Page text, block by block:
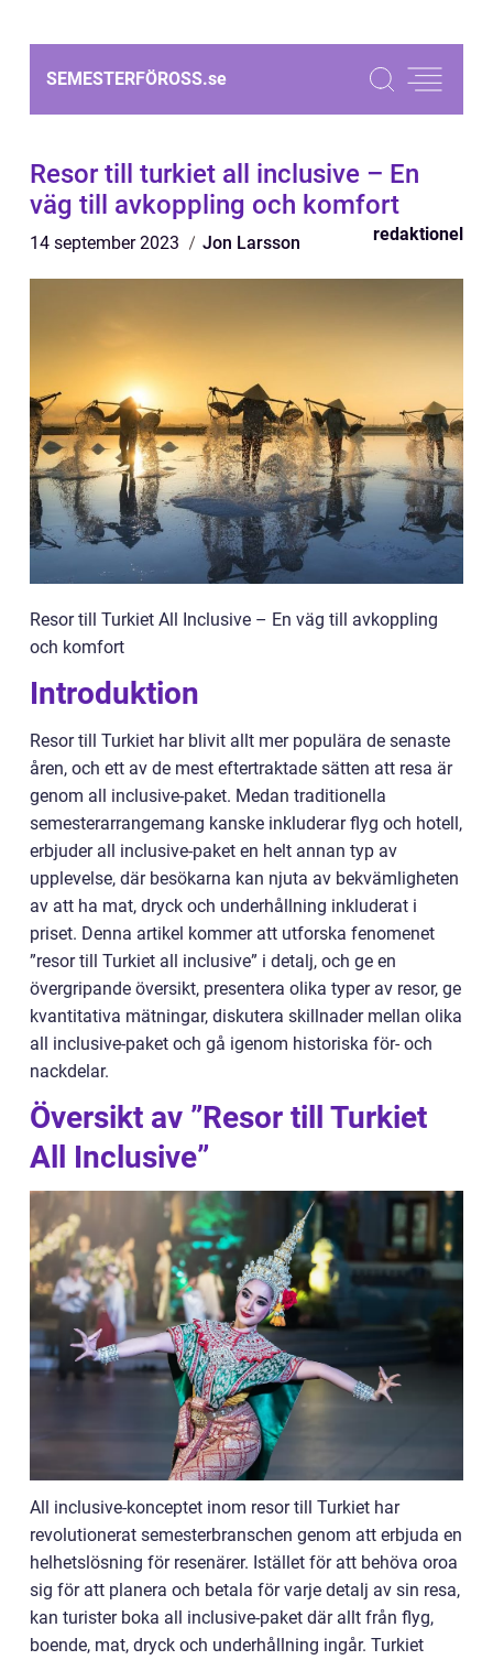
SEMESTERFÖROSS.se
Resor till turkiet all inclusive – En
väg till avkoppling och komfort
14 september 2023 Jon Larsson redaktionel
Resor till Turkiet All Inclusive – En väg till avkoppling
och komfort
Introduktion
Resor till Turkiet har blivit allt mer populära de senaste
åren, och ett av de mest eftertraktade sätten att resa är
genom all inclusive-paket. Medan traditionella
semesterarrangemang kanske inkluderar flyg och hotell,
erbjuder all inclusive-paket en helt annan typ av
upplevelse, där besökarna kan njuta av bekvämligheten
av att ha mat, dryck och underhållning inkluderat i
priset. Denna artikel kommer att utforska fenomenet
”resor till Turkiet all inclusive” i detalj, och ge en
övergripande översikt, presentera olika typer av resor, ge
kvantitativa mätningar, diskutera skillnader mellan olika
all inclusive-paket och gå igenom historiska för- och
nackdelar.
Översikt av ”Resor till Turkiet
All Inclusive”
All inclusive-konceptet inom resor till Turkiet har
revolutionerat semesterbranschen genom att erbjuda en
helhetslösning för resenärer. Istället för att behöva oroa
sig för att planera och betala för varje detalj av sin resa,
kan turister boka all inclusive-paket där allt från flyg,
boende, mat, dryck och underhållning ingår. Turkiet